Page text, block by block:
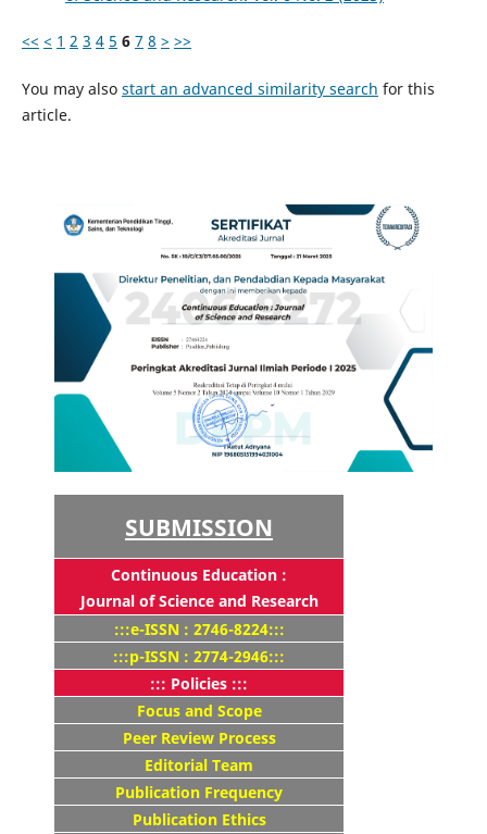
<< < 1 2 3 4 5 6 7 8 > >>
You may also start an advanced similarity search for this
article.
SUBMISSION
Continuous Education :
Journal of Science and Research
:::e-ISSN : 2746-8224:::
:::p-ISSN : 2774-2946:::
::: Policies :::
Focus and Scope
Peer Review Process
Editorial Team
Publication Frequency
Publication Ethics